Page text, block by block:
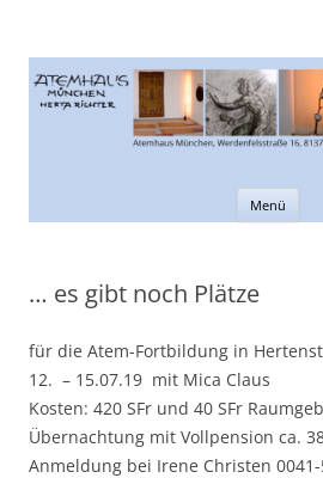
Menü
… es gibt noch Plätze
für die Atem-Fortbildung in
12. – 15.07.19 mit Mica Claus
Kosten: 420 SFr und 40 SFr
Übernachtung mit Vollpension ca.
Anmeldung bei Irene Christen 0041-